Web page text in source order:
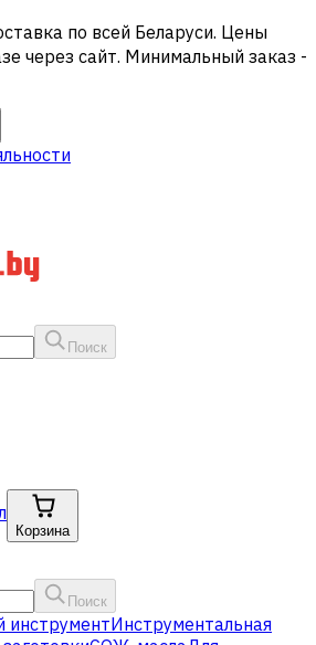
по всей Беларуси. Цены
через сайт. Минимальный заказ -
Поиск
Корзина
Поиск
Инструментальная